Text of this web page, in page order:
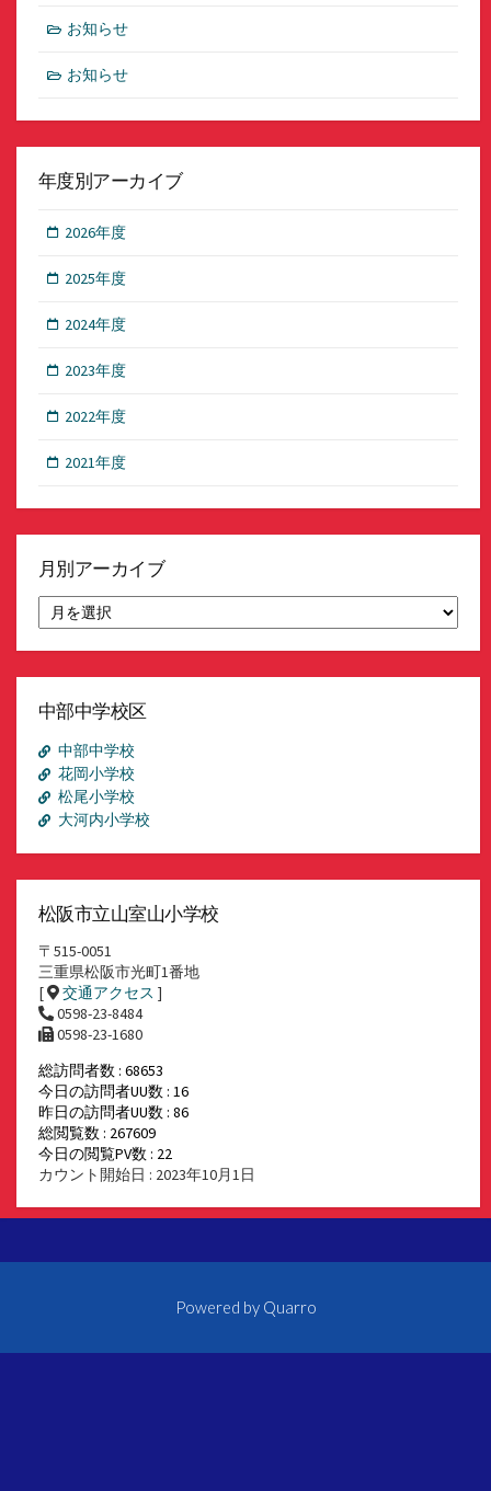
お知らせ
お知らせ
年度別アーカイブ
2026年度
2025年度
2024年度
2023年度
2022年度
2021年度
月別アーカイブ
別
ア
イ
中部中学校区
中部中学校
花岡小学校
松尾小学校
大河内小学校
松阪市立山室山小学校
〒515-0051
三重県松阪市光町1番地
[
交通アクセス ]
0598-23-8484
0598-23-1680
総訪問者数 : 68653
今日の訪問者UU数 : 16
昨日の訪問者UU数 : 86
総閲覧数 : 267609
今日の閲覧PV数 : 22
カウント開始日 : 2023年10月1日
Powered by Quarro